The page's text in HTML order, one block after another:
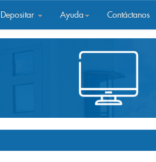
Depositar Ayuda Contáctanos